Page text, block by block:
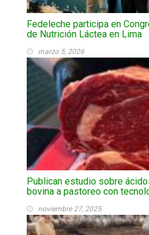
Fedeleche participa en
de Nutrición Láctea en Lima
marzo 5, 2026
Publican estudio sobre
bovina a pastoreo con
noviembre 27, 2025